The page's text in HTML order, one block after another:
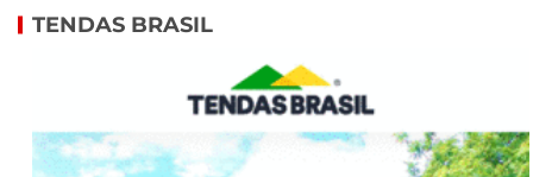
TENDAS BRASIL